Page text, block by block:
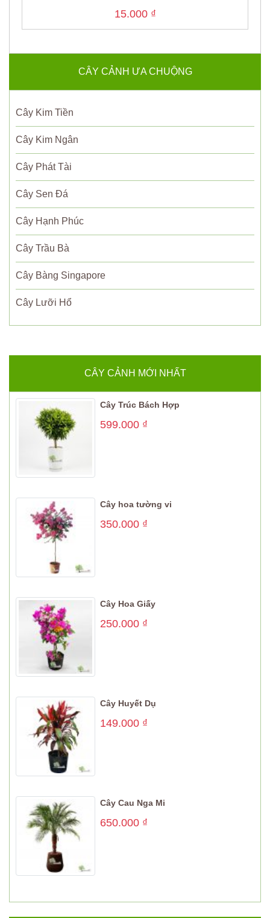
15.000 ₫
CÂY CẢNH ƯA CHUỘNG
Cây Kim Tiền
Cây Kim Ngân
Cây Phát Tài
Cây Sen Đá
Cây Hạnh Phúc
Cây Trầu Bà
Cây Bàng Singapore
Cây Lưỡi Hổ
CÂY CẢNH MỚI NHẤT
Cây Trúc Bách Hợp
599.000 ₫
Cây hoa tường vi
350.000 ₫
Cây Hoa Giấy
250.000 ₫
Cây Huyết Dụ
149.000 ₫
Cây Cau Nga Mi
650.000 ₫